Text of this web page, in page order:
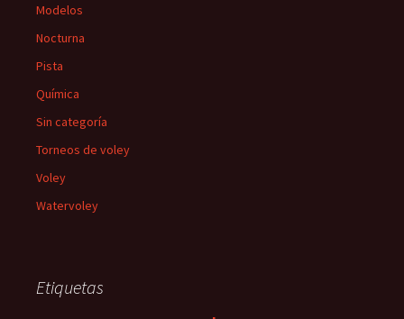
Modelos
Nocturna
Pista
Química
Sin categoría
Torneos de voley
Voley
Watervoley
Etiquetas